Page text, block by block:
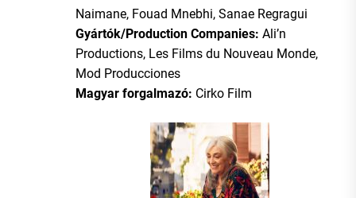
Naimane, Fouad Mnebhi, Sanae Regragui
Gyártók/Production Companies: Ali’n
Productions, Les Films du Nouveau Monde,
Mod Producciones
Magyar forgalmazó: Cirko Film